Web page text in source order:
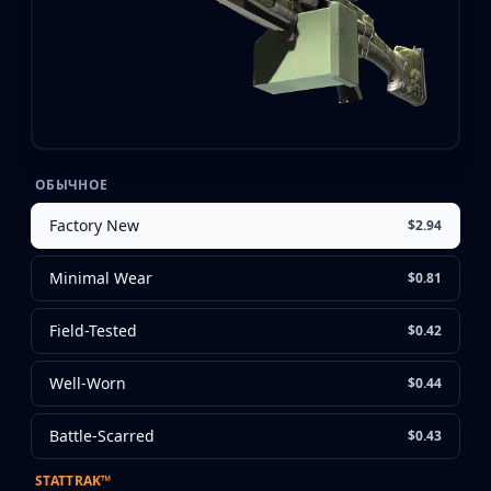
FAMAS
G3SG1
Galil AR
M4A1-S
M4A4
SCAR-20
SG 553
SSG 08
SMGs
MAC-10
MP5-SD
MP7
ОБЫЧНОЕ
Factory New $2.94
Minimal Wear $0.81
Field-Tested $0.42
Well-Worn $0.44
Battle-Scarred $0.43
STATTRAK™